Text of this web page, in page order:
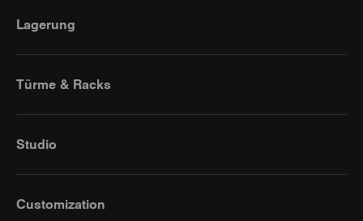
Lagerung
Türme & Racks
Studio
Customization